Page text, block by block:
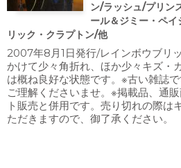
ン/ラッシュ/プリン
ール＆ジミー・ペ
リック・クラプトン/他
2007年8月1日発行/レインボウブリ
かけて少々角折れ、ほか少々キズ・
は概ね良好な状態です。※古い雑誌
ご理解くださいませ。※掲載品、通
ト販売と併用です。売り切れの際は
ただきますので、御了承ください。